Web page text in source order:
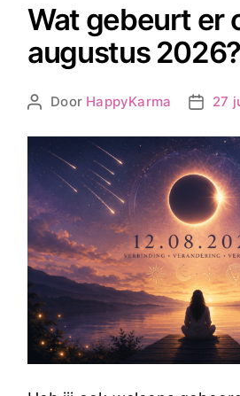
Wat gebeurt er
augustus 2026?
Berichtauteur
Door HappyKarma 27